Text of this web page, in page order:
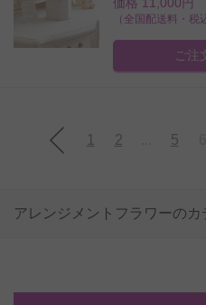
（全国配送料・税
ご注
1 2 5
アレンジメントフラワーのカ